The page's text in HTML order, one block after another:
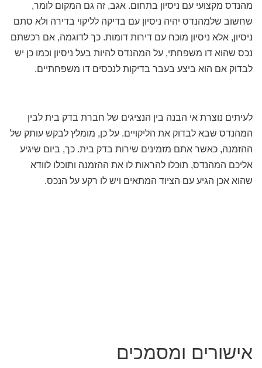
מהנדס מקצועי עם ניסיון בתחום. אגב, זה גם המקום לומר,
שחשוב שלמהנדס יהיה ניסיון עם בדיקה לליקוי בדירה ולא סתם
ניסיון, אלא ניסיון מוכח עם דירות דומות. כך לדוגמה, אם רכשתם
נכס שהוא דו משפחתי, על המהנדס להיות בעל ניסיון וכמו כן יש
לבדוק אם הוא ביצע בעבר בדיקות לנכסים דו משפחתיים.
לעיתים נוצרת אי הבנה בין הנציגים של חברת בדק בית לבין
המהנדס שבא לבדוק את הליקויים. על כן, מומלץ לבקש עותק של
ההזמנה, כאשר אתם מזמינים שירות בדק בית. כך, ביום שיגיע
אליכם המהנדס, תוכלו להראות לו את ההזמנה ותוכלו לוודא
שהוא אכן הגיע עם הציוד המתאים ויש לו רקע על הנכס.
אישורים ומסמכים